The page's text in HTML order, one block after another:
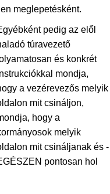
meglepetésként.
pedig az elől
túravezető
és konkrét
mondja,
a vezérevezős melyik
mit csináljon,
hogy a
melyik
mit csináljanak és -
pontosan hol